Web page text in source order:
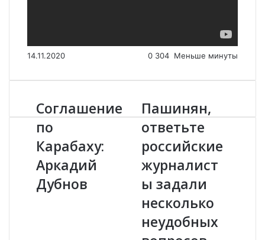
14.11.2020 0 304 Меньше минуты
С
о
г
л
а
ш
е
н
Соглашение
по
Карабаху:
Аркадий
Дубнов
П
а
ш
и
н
я
,
о
в
Пашинян,
ответьте
российские
журналист
ы задали
несколько
неудобных